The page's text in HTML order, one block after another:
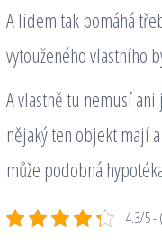
A lidem tak pomáhá
vytouženého vlastního
A vlastně tu nemusí
nějaký ten objekt mají
může podobná
4.3/5 -